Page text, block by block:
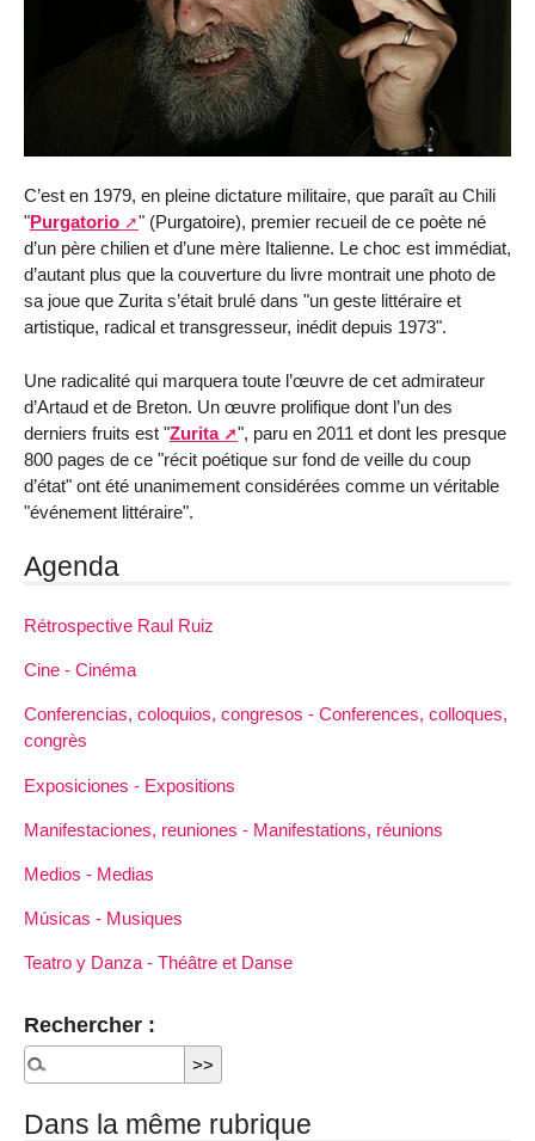
C’est en 1979, en pleine dictature militaire, que paraît au Chili
"Purgatorio
" (Purgatoire), premier recueil de ce poète né
d’un père chilien et d’une mère Italienne. Le choc est immédiat,
d’autant plus que la couverture du livre montrait une photo de
sa joue que Zurita s’était brulé dans "un geste littéraire et
artistique, radical et transgresseur, inédit depuis 1973".
Une radicalité qui marquera toute l’œuvre de cet admirateur
d’Artaud et de Breton. Un œuvre prolifique dont l’un des
derniers fruits est "Zurita
", paru en 2011 et dont les presque
800 pages de ce "récit poétique sur fond de veille du coup
d’état" ont été unanimement considérées comme un véritable
"événement littéraire".
Agenda
Rétrospective Raul Ruiz
Cine - Cinéma
Conferencias, coloquios, congresos - Conferences, colloques,
congrès
Exposiciones - Expositions
Manifestaciones, reuniones - Manifestations, réunions
Medios - Medias
Músicas - Musiques
Teatro y Danza - Théâtre et Danse
Rechercher :
Dans la même rubrique